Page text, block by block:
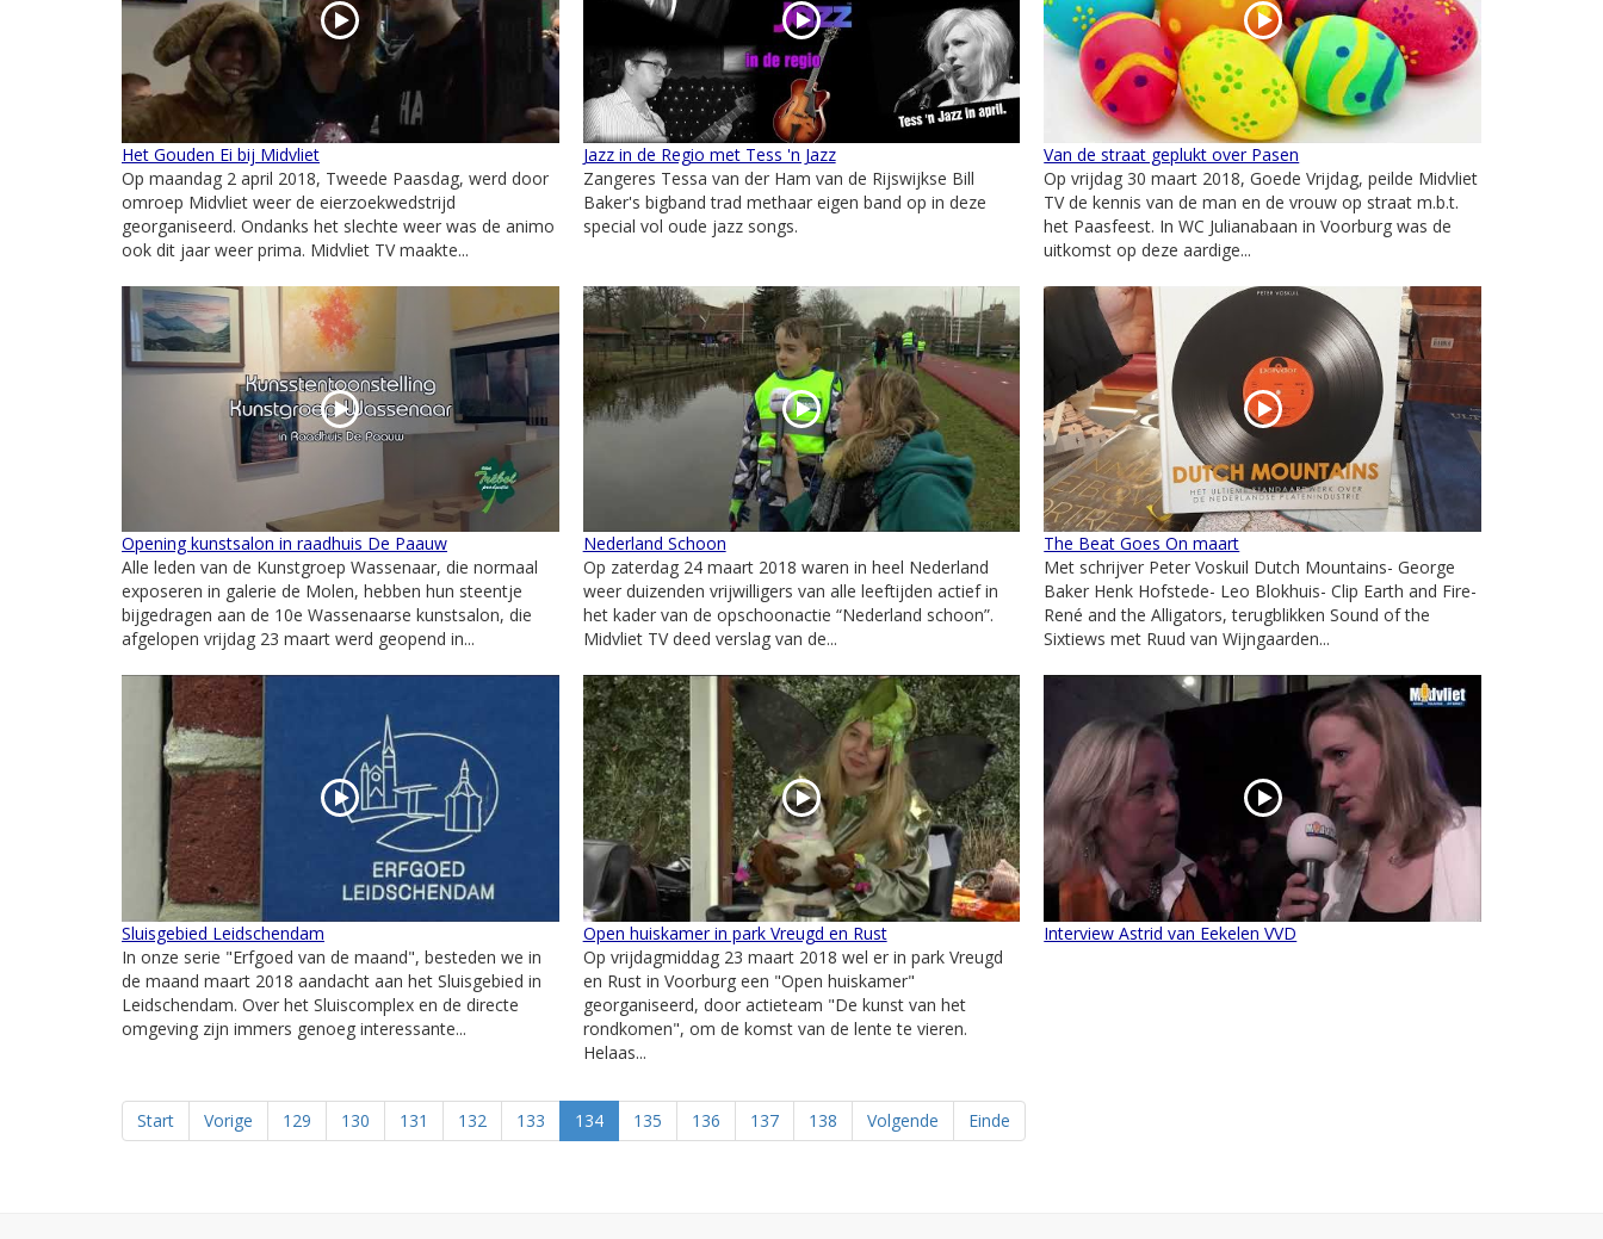
Het Gouden Ei bij Midvliet
Op maandag 2 april 2018, Tweede Paasdag, werd door
omroep Midvliet weer de eierzoekwedstrijd
georganiseerd. Ondanks het slechte weer was de animo
ook dit jaar weer prima. Midvliet TV maakte...
Jazz in de Regio met Tess 'n Jazz
Zangeres Tessa van der Ham van de Rijswijkse Bill
Baker's bigband trad methaar eigen band op in deze
special vol oude jazz songs.
Van de straat geplukt over Pasen
Op vrijdag 30 maart 2018, Goede Vrijdag, peilde Midvliet
TV de kennis van de man en de vrouw op straat m.b.t.
het Paasfeest. In WC Julianabaan in Voorburg was de
uitkomst op deze aardige...
Opening kunstsalon in raadhuis De Paauw
Alle leden van de Kunstgroep Wassenaar, die normaal
exposeren in galerie de Molen, hebben hun steentje
bijgedragen aan de 10e Wassenaarse kunstsalon, die
afgelopen vrijdag 23 maart werd geopend in...
Nederland Schoon
Op zaterdag 24 maart 2018 waren in heel Nederland
weer duizenden vrijwilligers van alle leeftijden actief in
het kader van de opschoonactie “Nederland schoon”.
Midvliet TV deed verslag van de...
The Beat Goes On maart
Met schrijver Peter Voskuil Dutch Mountains- George
Baker Henk Hofstede- Leo Blokhuis- Clip Earth and Fire-
René and the Alligators, terugblikken Sound of the
Sixtiews met Ruud van Wijngaarden...
Sluisgebied Leidschendam
In onze serie "Erfgoed van de maand", besteden we in
de maand maart 2018 aandacht aan het Sluisgebied in
Leidschendam. Over het Sluiscomplex en de directe
omgeving zijn immers genoeg interessante...
Open huiskamer in park Vreugd en Rust
Op vrijdagmiddag 23 maart 2018 wel er in park Vreugd
en Rust in Voorburg een "Open huiskamer"
georganiseerd, door actieteam "De kunst van het
rondkomen", om de komst van de lente te vieren.
Helaas...
Interview Astrid van Eekelen VVD
Start Vorige 129 130 131 132 133 134 135 136 137 138 Volgende Einde